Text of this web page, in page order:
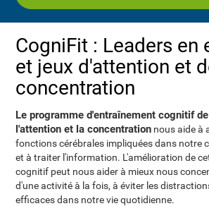
CogniFit : Leaders en
et jeux d'attention et
concentration
Le programme d'entraînement cognitif
l'attention et la concentration nous aide à
fonctions cérébrales impliquées dans notre
et à traiter l'information. L'amélioration de
cognitif peut nous aider à mieux nous
d'une activité à la fois, à éviter les
efficaces dans notre vie quotidienne.